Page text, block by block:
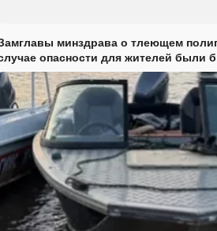
минздрава о тлеющем
опасности для жителей были